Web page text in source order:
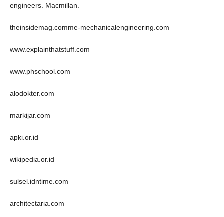
engineers. Macmillan.
theinsidemag.comme-mechanicalengineering.com
www.explainthatstuff.com
www.phschool.com
alodokter.com
markijar.com
apki.or.id
wikipedia.or.id
sulsel.idntime.com
architectaria.com